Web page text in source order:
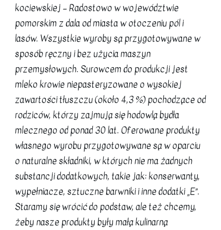
kociewskiej – Radostowo w województwie
pomorskim z dala od miasta w otoczeniu pól i
lasów. Wszystkie wyroby są przygotowywane w
sposób ręczny i bez użycia maszyn
przemysłowych. Surowcem do produkcji jest
mleko krowie niepasteryzowane o wysokiej
zawartości tłuszczu (około 4,3 %) pochodzące od
rodziców, którzy zajmują się hodowlą bydła
mlecznego od ponad 30 lat. Oferowane produkty
własnego wyrobu przygotowywane są w oparciu
o naturalne składniki, w których nie ma żadnych
substancji dodatkowych, takie jak: konserwanty,
wypełniacze, sztuczne barwniki i inne dodatki „E”.
Staramy się wrócić do podstaw, ale też chcemy,
żeby nasze produkty były małą kulinarną